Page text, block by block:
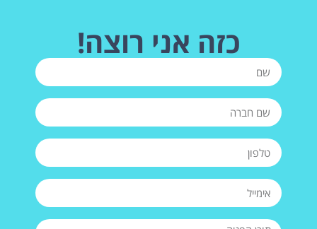
כזה אני רוצה!